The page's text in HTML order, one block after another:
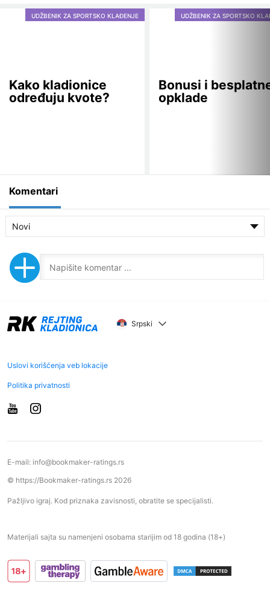
Kako kladionice
određuju kvote?
UDŽBENIK ZA SPORTSKO KLAĐENJE
Bonusi i
opklade
UDŽBENIK ZA SPORTSKO
Komentari
Novi
Srpski
Uslovi korišćenja veb lokacije
Politika privatnosti
E-mail: info@bookmaker-ratings.rs
© https://Bookmaker-ratings.rs 2026
Pažljivo igraj. Kod priznaka zavisnosti, obratite se specijalisti.
Materijali sajta su namenjeni osobama starijim od 18 godina (18+)